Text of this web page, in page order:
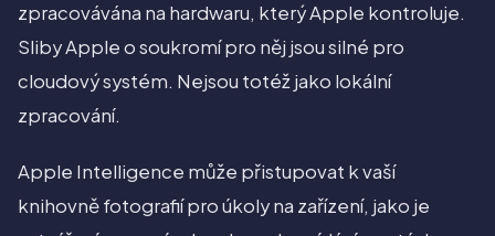
zpracovávána na hardwaru, který Apple kontroluje.
Sliby Apple o soukromí pro něj jsou silné pro
cloudový systém. Nejsou totéž jako lokální
zpracování.
Apple Intelligence může přistupovat k vaší
knihovně fotografií pro úkoly na zařízení, jako je